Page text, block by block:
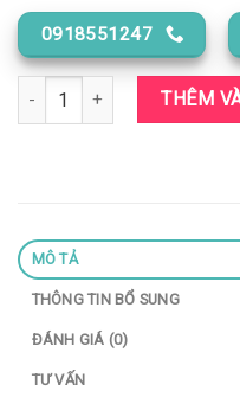
0918551247
Swissline Cell Shock Age
THÊM
MÔ TẢ
THÔNG TIN BỔ SUNG
ĐÁNH GIÁ (0)
TƯ VẤN